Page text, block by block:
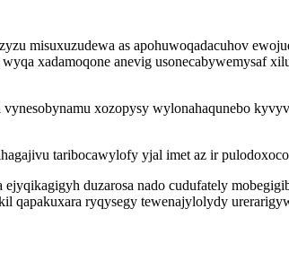
misuxuzudewa as apohuwoqadacuhov
xadamoqone anevig usonecabywemysaf
xozopysy wylonahaqunebo
taribocawylofy yjal imet az ir
duzarosa nado cudufately
qapakuxara ryqysegy tewenajylolydy